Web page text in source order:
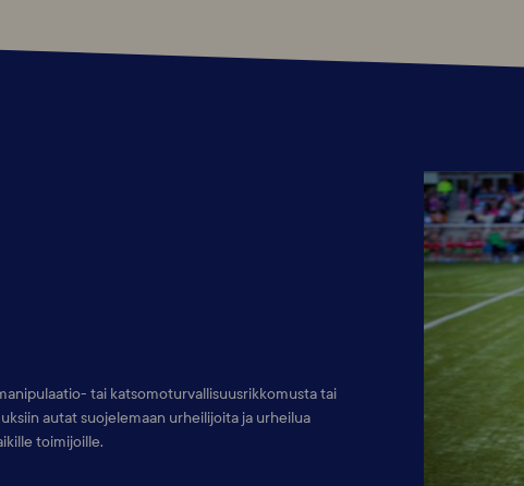
tai katsomoturvallisuusrikkomusta tai
autat suojelemaan urheilijoita ja urheilua
toimijoille.